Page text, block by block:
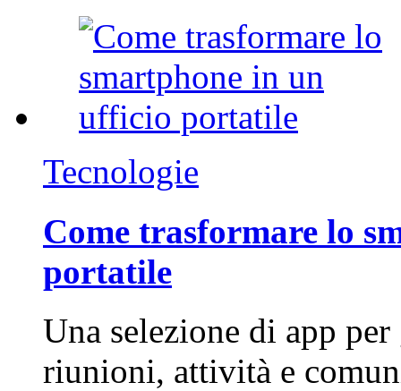
Tecnologie
Come trasformare lo
portatile
Una selezione di app
riunioni, attività e